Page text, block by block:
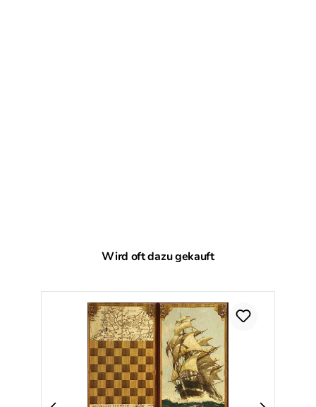
Produktgalerie überspringen
Wird oft dazu gekauft